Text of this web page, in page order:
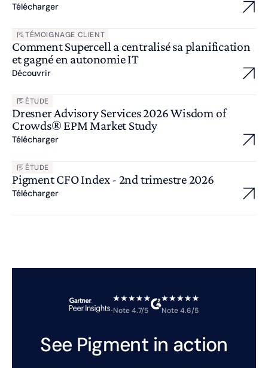
Télécharger
TÉMOIGNAGE CLIENT
Comment Supercell a centralisé sa planification
et gagné en autonomie IT
Découvrir
ÉTUDE
Dresner Advisory Services 2026 Wisdom of
Crowds® EPM Market Study
Télécharger
ÉTUDE
Pigment CFO Index - 2nd trimestre 2026
Télécharger
Note 4.7/5 Note 4.6/5
See Pigment in action